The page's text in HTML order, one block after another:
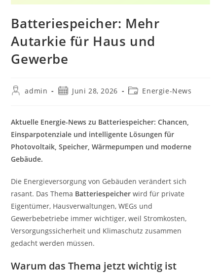
Batteriespeicher: Mehr
Autarkie für Haus und
Gewerbe
Beitrags-
admin
BeitragJuni 28, 2026
Beitrags-
Energie-News
Aktuelle Energie-News zu Batteriespeicher: Chancen,
Einsparpotenziale und intelligente Lösungen für
Photovoltaik, Speicher, Wärmepumpen und moderne
Gebäude.
Die Energieversorgung von Gebäuden verändert sich
rasant. Das Thema Batteriespeicher wird für private
Eigentümer, Hausverwaltungen, WEGs und
Gewerbebetriebe immer wichtiger, weil Stromkosten,
Versorgungssicherheit und Klimaschutz zusammen
gedacht werden müssen.
Warum das Thema jetzt wichtig ist